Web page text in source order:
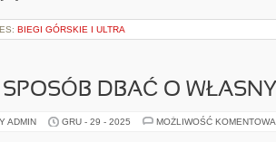
BIEGI GÓRSKIE I ULTRA
DBAĆ O
ADMIN GRU - 29 - 2025 MOŻLIWOŚĆ